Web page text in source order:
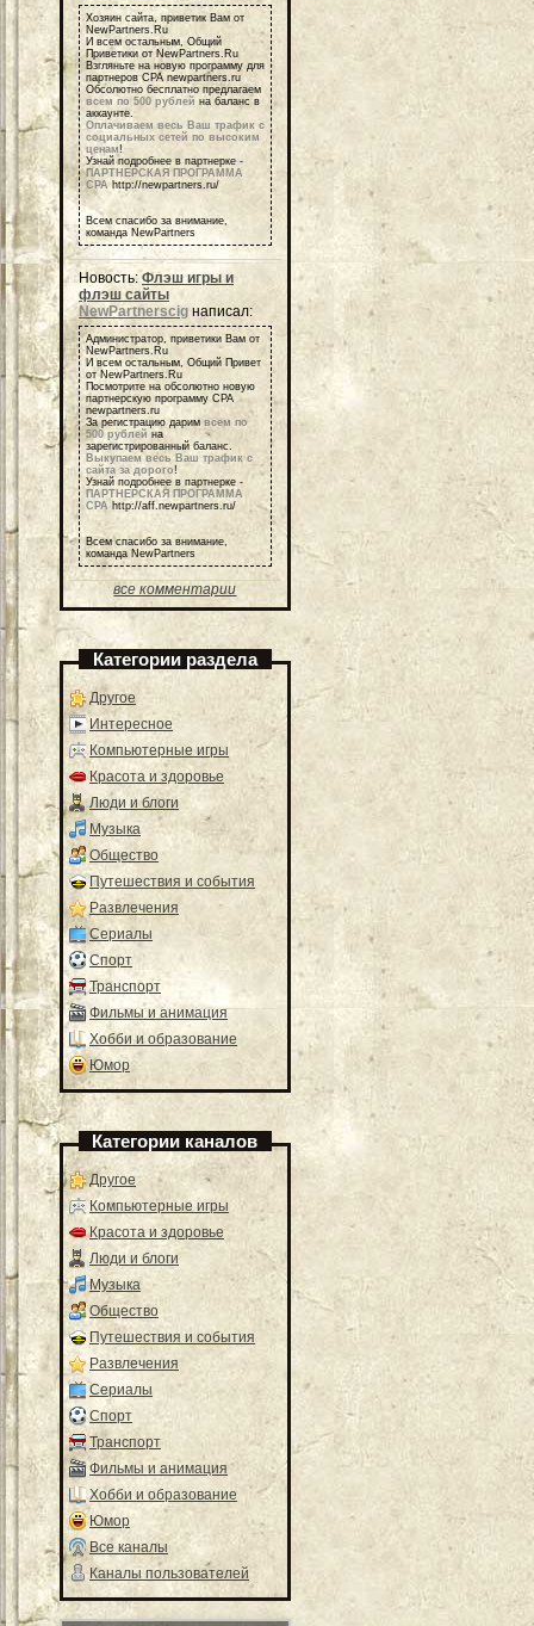
Хозяин сайта, приветик Вам от
NewPartners.Ru
И всем остальным, Общий
Приветики от NewPartners.Ru
Взгляньте на новую программу для
партнеров СРА newpartners.ru
Обсолютно бесплатно предлагаем
всем по 500 рублей на баланс в
аккаунте.
Оплачиваем весь Ваш трафик с
социальных сетей по высоким
ценам!
Узнай подробнее в партнерке -
ПАРТНЕРСКАЯ ПРОГРАММА
СРАhttp://newpartners.ru/
Всем спасибо за внимание,
команда NewPartners
Новость: Флэш игры и
флэш сайты
NewPartnerscig написал:
Администратор, приветики Вам от
NewPartners.Ru
И всем остальным, Общий Привет
от NewPartners.Ru
Посмотрите на обсолютно новую
партнерскую программу СРА
newpartners.ru
За регистрацию дарим всем по
500 рублей на
зарегистрированный баланс.
Выкупаем весь Ваш трафик с
сайта за дорого!
Узнай подробнее в партнерке -
ПАРТНЕРСКАЯ ПРОГРАММА
СРА http://aff.newpartners.ru/
Всем спасибо за внимание,
команда NewPartners
все комментарии
Категории раздела
Другое
Интересное
Компьютерные игры
Красота и здоровье
Люди и блоги
Музыка
Общество
Путешествия и события
Развлечения
Сериалы
Спорт
Транспорт
Фильмы и анимация
Хобби и образование
Юмор
Категории каналов
Другое
Компьютерные игры
Красота и здоровье
Люди и блоги
Музыка
Общество
Путешествия и события
Развлечения
Сериалы
Спорт
Транспорт
Фильмы и анимация
Хобби и образование
Юмор
Все каналы
Каналы пользователей